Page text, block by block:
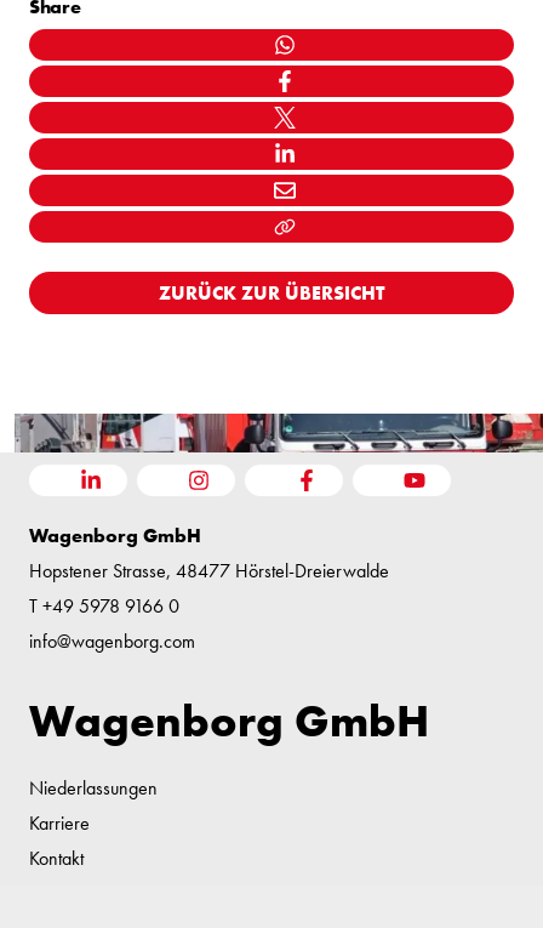
Share
WHATSAPP
FACEBOOK
TWITTER
LINKEDIN
MAIL
LINK KOPIËEREN
ZURÜCK ZUR ÜBERSICHT
LINKEDIN INSTAGRAM FACEBOOK YOUTUBE
Wagenborg GmbH
Hopstener Strasse, 48477 Hörstel-Dreierwalde
T +49 5978 9166 0
info@wagenborg.com
Wagenborg GmbH
Niederlassungen
Karriere
Kontakt